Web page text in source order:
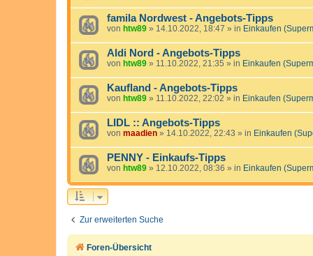
famila Nordwest - Angebots-Tipps
von htw89 » 14.10.2022, 18:47 » in Einkaufen
Aldi Nord - Angebots-Tipps
von htw89 » 11.10.2022, 21:35 » in Einkaufen
Kaufland - Angebots-Tipps
von htw89 » 11.10.2022, 22:02 » in Einkaufen
LIDL :: Angebots-Tipps
von maadien » 14.10.2022, 22:43 » in Einkaufen
PENNY - Einkaufs-Tipps
von htw89 » 12.10.2022, 08:36 » in Einkaufen
Zur erweiterten Suche
Foren-Übersicht